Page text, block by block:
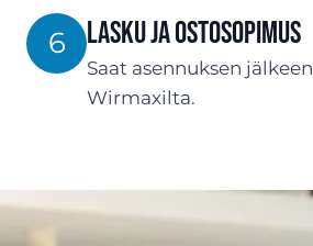
6 Lasku ja ostosopimus
Saat asennuksen
Wirmaxilta.